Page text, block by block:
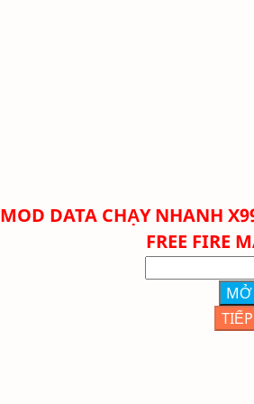
MOD DATA CHẠY NHANH
FREE FIRE
MỞ
TIẾP